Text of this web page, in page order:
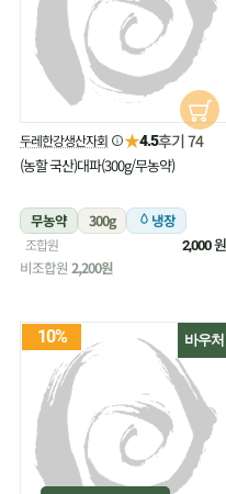
두레한강생산자회 ★4.5후기 74
(농할 국산)대파(300g/무농약)
무농약 300g 냉장
조합원 2,000원
비조합원 2,200원
바우처
10%